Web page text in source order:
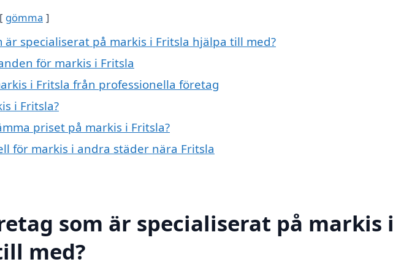
gömma
specialiserat på markis i Fritsla hjälpa till med?
för markis i Fritsla
i Fritsla från professionella företag
i Fritsla?
priset på markis i Fritsla?
för markis i andra städer nära Fritsla
som är specialiserat på markis i
med?